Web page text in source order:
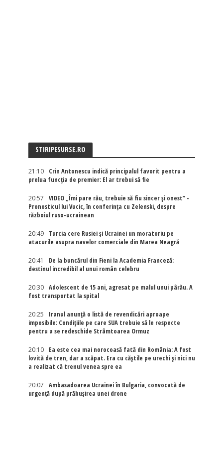
STIRIPESURSE.RO
21:10
Crin Antonescu indică principalul favorit pentru a
prelua funcția de premier: El ar trebui să fie
20:57
VIDEO „Îmi pare rău, trebuie să fiu sincer și onest” -
Pronosticul lui Vucic, în conferința cu Zelenski, despre
războiul ruso-ucrainean
20:49
Turcia cere Rusiei și Ucrainei un moratoriu pe
atacurile asupra navelor comerciale din Marea Neagră
20:41
De la buncărul din Fieni la Academia Franceză:
destinul incredibil al unui român celebru
20:30
Adolescent de 15 ani, agresat pe malul unui pârău. A
fost transportat la spital
20:25
Iranul anunță o listă de revendicări aproape
imposibile: Condițiile pe care SUA trebuie să le respecte
pentru a se redeschide Strâmtoarea Ormuz
20:10
Ea este cea mai norocoasă fată din România: A fost
lovită de tren, dar a scăpat. Era cu căștile pe urechi și nici nu
a realizat că trenul venea spre ea
20:07
Ambasadoarea Ucrainei în Bulgaria, convocată de
urgență după prăbușirea unei drone